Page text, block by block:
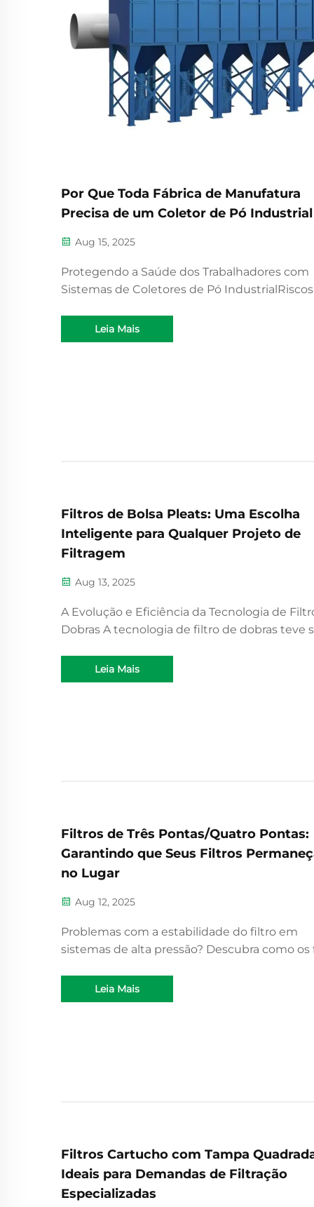
Por Que Toda Fábrica de Manufatura
Precisa de um Coletor de Pó Industrial
Aug 15, 2025
Protegendo a Saúde dos Trabalhadores com
Sistemas de Coletores de Pó IndustrialRiscos
Pulmão e Doenças RespiratóriasInalar pó
é realmente perigoso para os trabalhadores no
Leia Mais
Filtros de Bolsa Pleats: Uma Escolha
Inteligente para Qualquer Projeto de
Filtragem
Aug 13, 2025
A Evolução e Eficiência da Tecnologia de
Dobras A tecnologia de filtro de dobras teve
precisavam de maneiras melhores para
partículas sem b...
Leia Mais
Filtros de Três Pontas/Quatro Pontas:
Garantindo que Seus Filtros
no Lugar
Aug 12, 2025
Problemas com a estabilidade do filtro em
sistemas de alta pressão? Descubra como os
selo, eficiência e durabilidade. Encontre a sua
solução ideal agora.
Leia Mais
Filtros Cartucho com Tampa
Ideais para Demandas de Filtração
Especializadas